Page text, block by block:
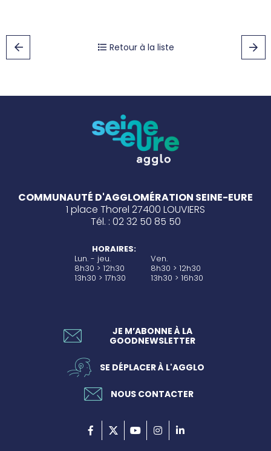
Retour à la liste
COMMUNAUTÉ D'AGGLOMÉRATION SEINE-EURE
1 place Thorel 27400 LOUVIERS
Tél. : 02 32 50 85 50
HORAIRES:
Lun. - jeu.
8h30 > 12h30
13h30 > 17h30
Ven.
8h30 > 12h30
13h30 > 16h30
JE M’ABONNE À LA
GOODNEWSLETTER
SE DÉPLACER À L'AGGLO
NOUS CONTACTER